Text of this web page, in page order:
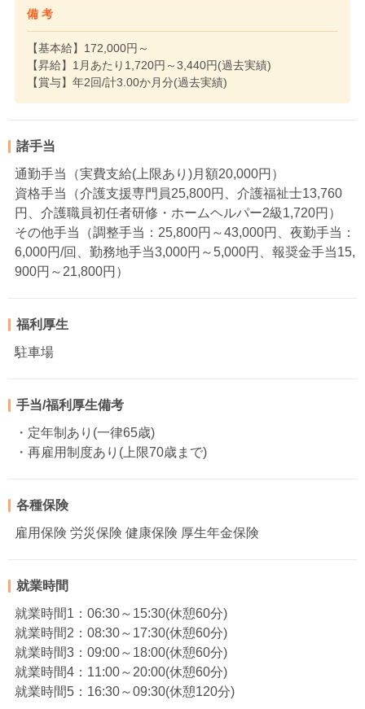
備 考
【基本給】172,000円～
【昇給】1月あたり1,720円～3,440円(過去実績)
【賞与】年2回/計3.00か月分(過去実績)
諸手当
通勤手当（実費支給(上限あり)月額20,000円）
資格手当（介護支援専門員25,800円、介護福祉士13,760
円、介護職員初任者研修・ホームヘルパー2級1,720円）
その他手当（調整手当：25,800円～43,000円、夜勤手当：
6,000円/回、勤務地手当3,000円～5,000円、報奨金手当15,
900円～21,800円）
福利厚生
駐車場
手当/福利厚生備考
・定年制あり(一律65歳)
・再雇用制度あり(上限70歳まで)
各種保険
雇用保険 労災保険 健康保険 厚生年金保険
就業時間
就業時間1：06:30～15:30(休憩60分)
就業時間2：08:30～17:30(休憩60分)
就業時間3：09:00～18:00(休憩60分)
就業時間4：11:00～20:00(休憩60分)
就業時間5：16:30～09:30(休憩120分)